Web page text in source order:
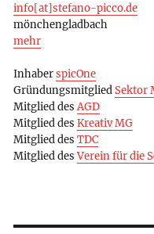
info[at]stefano-picco.de
mönchengladbach
mehr
InhaberspicOne
GründungsmitgliedSektor
Mitglied desAGD
Mitglied des Kreativ MG
Mitglied des TDC
Mitglied desVerein für die